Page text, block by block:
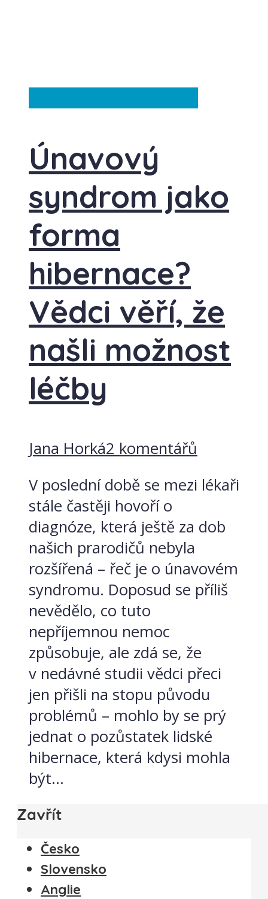
Únavový
syndrom jako
forma
hibernace?
Vědci věří, že
našli možnost
léčby
Jana Horká2 komentářů
V poslední době se mezi lékaři
stále častěji hovoří o
diagnóze, která ještě za dob
našich prarodičů nebyla
rozšířená – řeč je o únavovém
syndromu. Doposud se příliš
nevědělo, co tuto
nepříjemnou nemoc
způsobuje, ale zdá se, že
v nedávné studii vědci přeci
jen přišli na stopu původu
problémů – mohlo by se prý
jednat o pozůstatek lidské
hibernace, která kdysi mohla
být...
Zavřít
Česko
Slovensko
Anglie